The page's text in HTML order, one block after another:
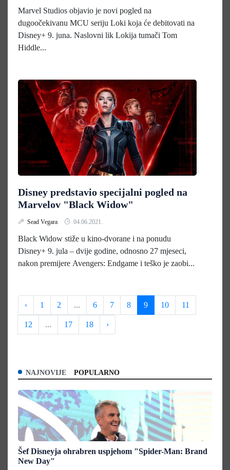
Marvel Studios objavio je novi pogled na
dugoočekivanu MCU seriju Loki koja će debitovati na
Disney+ 9. juna. Naslovni lik Lokija tumači Tom
Hiddle...
Disney predstavio specijalni pogled na
Marvelov "Black Widow"
Sead Vegara 04.06.2021.
Black Widow stiže u kino-dvorane i na ponudu
Disney+ 9. jula – dvije godine, odnosno 27 mjeseci,
nakon premijere Avengers: Endgame i teško je zaobi...
‹ 1 2 ... 6 7 8 9 10 11
12 ... 17 18 ›
NAJNOVIJE POPULARNO
Šef Disneyja ohrabren uspjehom "Spider-Man: Brand
New Day"